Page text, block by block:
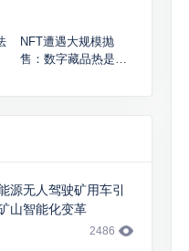
NFT遭遇大规模抛
售：数字藏品热是否
源无人驾驶矿用车引
山智能化变革
2486